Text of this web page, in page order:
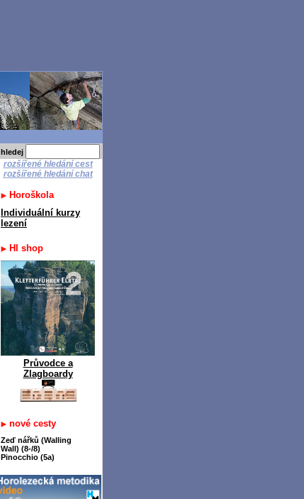
hledej
rozšířené hledání cest
rozšířené hledání chat
Horoškola
Individuální kurzy
lezení
HI shop
Průvodce a
Zlagboardy
nové cesty
Zeď nářků (Walling
Wall) (8-/8)
Pinocchio (5a)